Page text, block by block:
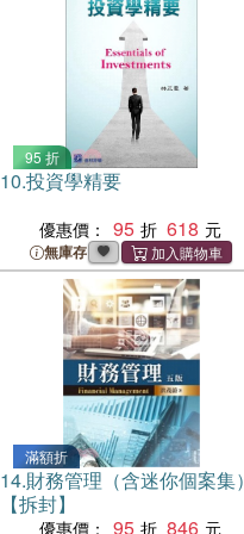
95 折
10.投資學精要
優惠價： 95 618
無庫存
滿額折
14.財務管理（含迷你個案集）
【拆封】
優惠價： 95 846